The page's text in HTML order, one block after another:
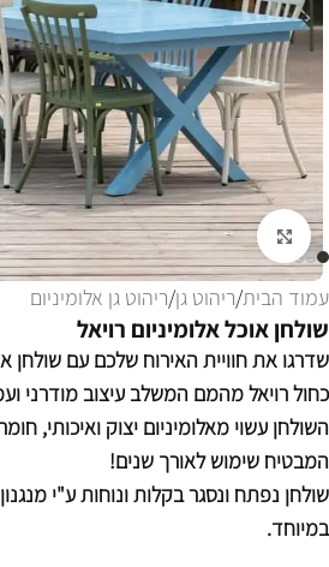
לחצו להגדלה
עמוד הבית/ריהוט גן/ריהוט גן אלומיניום
שולחן אוכל אלומיניום רויאל
שדרגו את חוויית האירוח שלכם עם שולחן
כחול רויאל מהמם המשלב עיצוב מודרני
השולחן עשוי מאלומיניום יצוק ואיכותי,
המבטיח שימוש לאורך שנים!
שולחן נפתח ונסגר בקלות ונוחות ע"י
במיוחד.